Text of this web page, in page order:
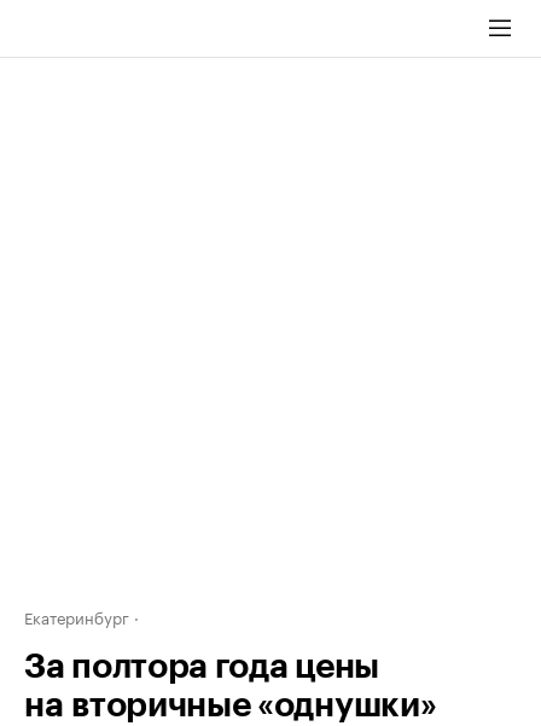
Екатеринбург
За полтора года цены
на вторичные «однушки»